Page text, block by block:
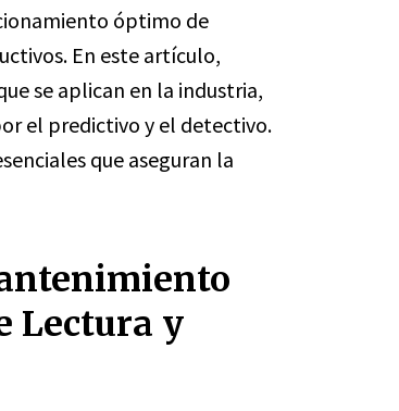
óptimo de
En este artículo,
se aplican en la industria,
el predictivo y el detectivo.
que aseguran la
Lectura y